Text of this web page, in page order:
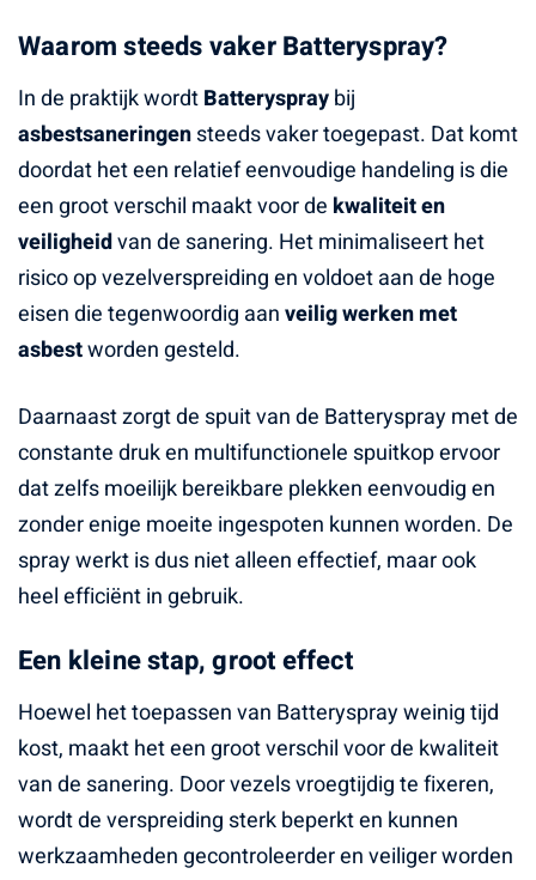
Waarom steeds vaker Batteryspray?
In de praktijk wordtBatteryspraybij
asbestsaneringensteeds vaker toegepast. Dat komt
doordat het een relatief eenvoudige handeling is die
een groot verschil maakt voor de kwaliteit en
veiligheidvan de sanering. Het minimaliseert het
risico op vezelverspreiding en voldoet aan de hoge
eisen die tegenwoordig aanveilig werken met
asbestworden gesteld.
Daarnaast zorgt de spuit van de Batteryspray met de
constante druk en multifunctionele spuitkop ervoor
dat zelfs moeilijk bereikbare plekken eenvoudig en
zonder enige moeite ingespoten kunnen worden. De
spray werkt is dus niet alleen effectief, maar ook
heel efficiënt in gebruik.
Een kleine stap, groot effect
Hoewel het toepassen van Batteryspray weinig tijd
kost, maakt het een groot verschil voor de kwaliteit
van de sanering. Door vezels vroegtijdig te fixeren,
wordt de verspreiding sterk beperkt en kunnen
werkzaamheden gecontroleerder en veiliger worden